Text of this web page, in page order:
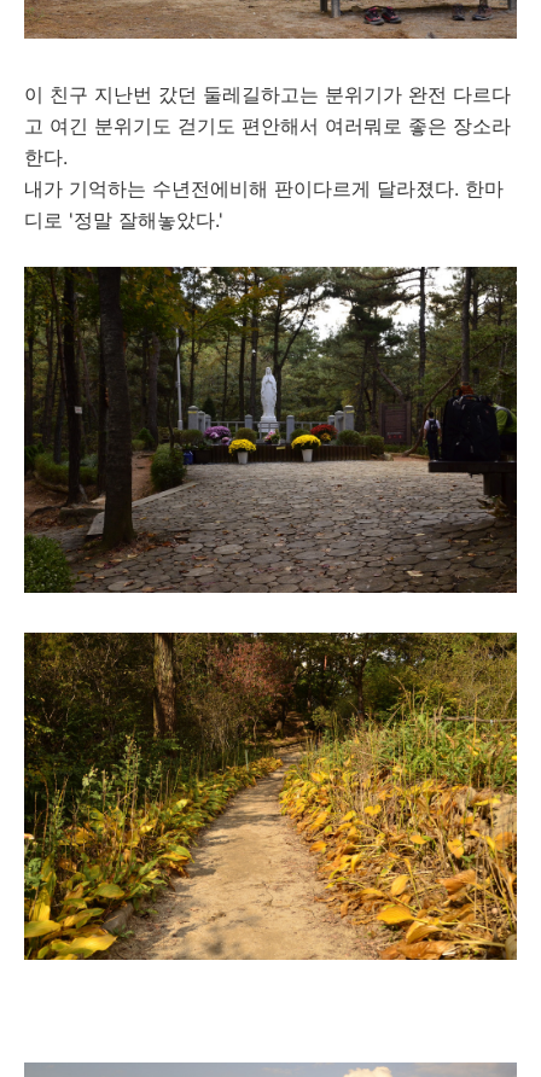
이 친구 지난번 갔던 둘레길하고는 분위기가 완전 다르다
고 여긴 분위기도 걷기도 편안해서 여러뭐로 좋은 장소라
한다.
내가 기억하는 수년전에비해 판이다르게 달라졌다. 한마
디로 '정말 잘해놓았다.'